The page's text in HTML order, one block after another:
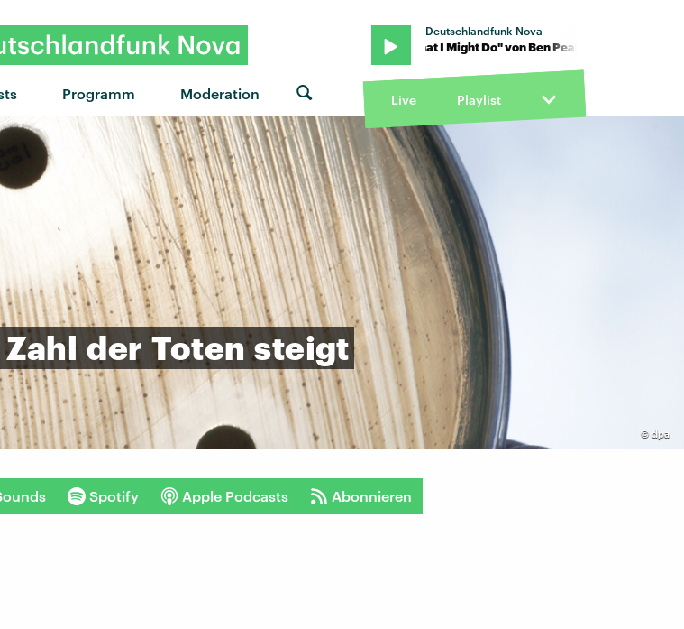
Programm Moderation
Deutschlandfunk Nova
"What I Might Do" von Ben Pearce · "What I Might Do" von Ben Pearce · "What I Might Do" von
Live Playlist
© dpa
Zahl der Toten steigt
Spotify Apple Podcasts Abonnieren